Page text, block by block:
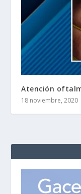
Atención
18 noviembre, 2020